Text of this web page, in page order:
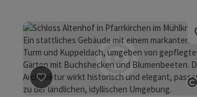
Beitrag merken: Schloss Altenhof